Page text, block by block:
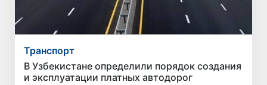
Транспорт
В Узбекистане определили порядок создания
и эксплуатации платных автодорог